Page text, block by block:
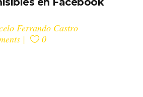
Ferrando Castro
0